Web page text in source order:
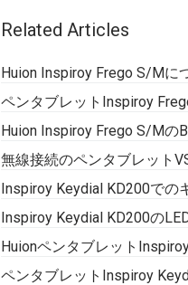
Related Articles
Huion Inspiroy Frego S/Mに
ペンタブレットInspiroy
Huion Inspiroy Frego S/Mの
無線接続のペンタブレット
Inspiroy Keydial KD200での
Inspiroy Keydial KD200の
Huionペンタブレット
ペンタブレットInspiroy